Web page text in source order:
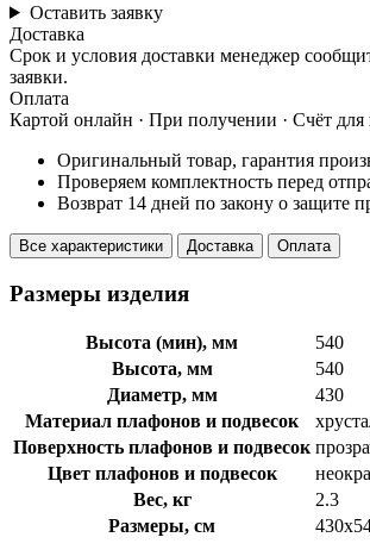
Оставить заявку
Доставка
Срок и условия доставки менеджер
заявки.
Оплата
Картой онлайн · При получении · Счёт
Оригинальный товар, гарантия
Проверяем комплектность перед
Возврат 14 дней по закону о защите
Все характеристики Доставка Оплата
Размеры изделия
Высота (мин), мм
540
Высота, мм
540
Диаметр, мм
430
Материал плафонов и подвесок
Поверхность плафонов и подвесок
Цвет плафонов и подвесок
Вес, кг
2.3
Размеры, см